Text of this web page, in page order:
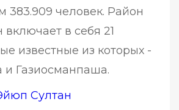
383.909 человек. Район
в себя 21
известные из которых -
Газиосманпаша.
Султан